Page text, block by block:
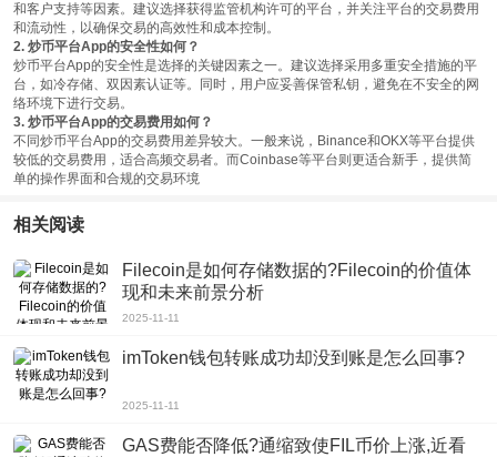
和客户支持等因素。建议选择获得监管机构许可的平台，并关注平台的交易费用
和流动性，以确保交易的高效性和成本控制。
2. 炒币平台App的安全性如何？
炒币平台App的安全性是选择的关键因素之一。建议选择采用多重安全措施的平
台，如冷存储、双因素认证等。同时，用户应妥善保管私钥，避免在不安全的网
络环境下进行交易。
3. 炒币平台App的交易费用如何？
不同炒币平台App的交易费用差异较大。一般来说，Binance和OKX等平台提供
较低的交易费用，适合高频交易者。而Coinbase等平台则更适合新手，提供简
单的操作界面和合规的交易环境
相关阅读
Filecoin是如何存储数据的?Filecoin的价值体
现和未来前景分析
2025-11-11
imToken钱包转账成功却没到账是怎么回事?
2025-11-11
GAS费能否降低?通缩致使FIL币价上涨,近看